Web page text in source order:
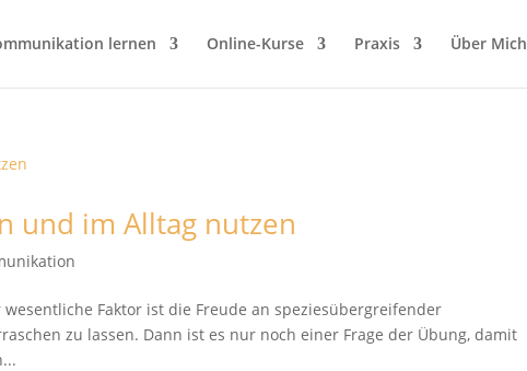
lernen Online-Kurse Praxis Über Mich
und im Alltag nutzen
Faktor ist die Freude an speziesübergreifender
zu lassen. Dann ist es nur noch einer Frage der Übung, damit